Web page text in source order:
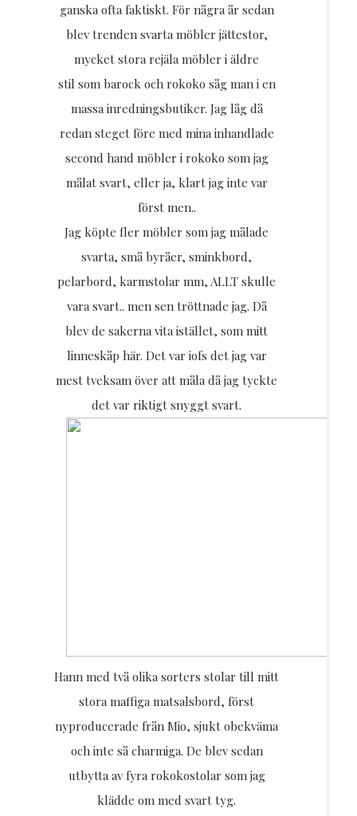
KONTAKT
FRÅGOR & SVAR
Resor
DIY
ganska ofta faktiskt. För några år sedan
blev trenden svarta möbler jättestor,
mycket stora rejäla möbler i äldre
stil som barock och rokoko såg man i en
massa inredningsbutiker. Jag låg då
redan steget före med mina inhandlade
second hand möbler i rokoko som jag
målat svart, eller ja, klart jag inte var
först men..
Jag köpte fler möbler som jag målade
svarta, små byråer, sminkbord,
pelarbord, karmstolar mm, ALLT skulle
vara svart.. men sen tröttnade jag. Då
blev de sakerna vita istället, som mitt
linneskåp här. Det var iofs det jag var
mest tveksam över att måla då jag tyckte
det var riktigt snyggt svart.
Hann med två olika sorters stolar till mitt
stora maffiga matsalsbord, först
nyproducerade från Mio, sjukt obekväma
och inte så charmiga. De blev sedan
utbytta av fyra rokokostolar som jag
klädde om med svart tyg.